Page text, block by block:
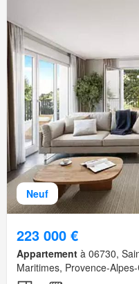
Neuf
223 000 €
Appartement à 06730,
Maritimes, Provence-